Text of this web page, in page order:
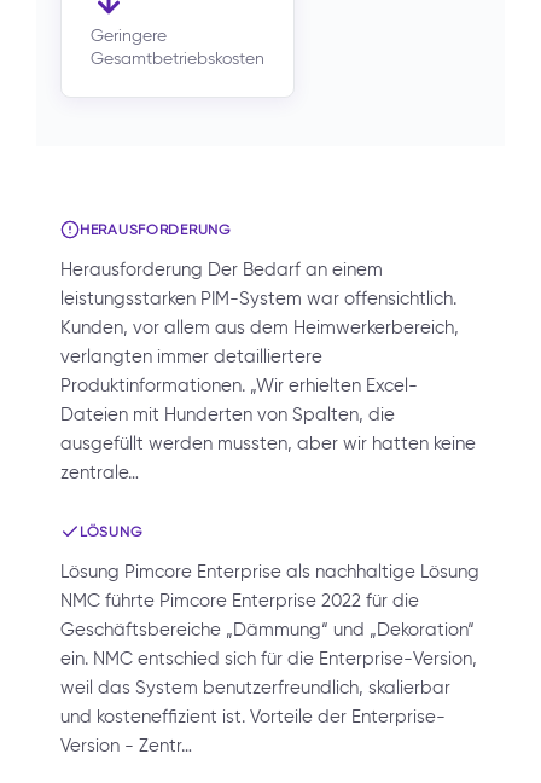
Geringere
Gesamtbetriebskosten
HERAUSFORDERUNG
Herausforderung Der Bedarf an einem
leistungsstarken PIM-System war offensichtlich.
Kunden, vor allem aus dem Heimwerkerbereich,
verlangten immer detailliertere
Produktinformationen. „Wir erhielten Excel-
Dateien mit Hunderten von Spalten, die
ausgefüllt werden mussten, aber wir hatten keine
zentrale…
LÖSUNG
Lösung Pimcore Enterprise als nachhaltige Lösung
NMC führte Pimcore Enterprise 2022 für die
Geschäftsbereiche „Dämmung“ und „Dekoration“
ein. NMC entschied sich für die Enterprise-Version,
weil das System benutzerfreundlich, skalierbar
und kosteneffizient ist. Vorteile der Enterprise-
Version - Zentr…